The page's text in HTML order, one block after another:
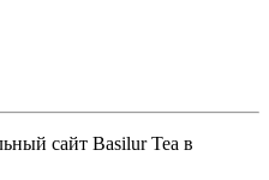
сайт Basilur Tea в